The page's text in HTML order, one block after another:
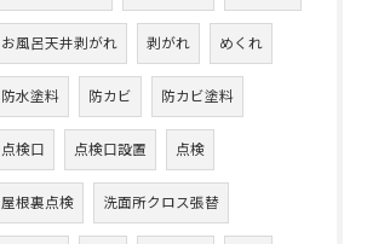
お風呂天井剥がれ 剥がれ めくれ
防水塗料 防カビ 防カビ塗料
点検口 点検口設置 点検
屋根裏点検 洗面所クロス張替